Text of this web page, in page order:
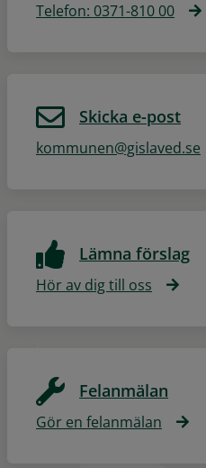
Telefon: 0371-810 00
Skicka e-post
kommunen@gislaved.se
Lämna förslag
Hör av dig till oss
Felanmälan
Gör en felanmälan